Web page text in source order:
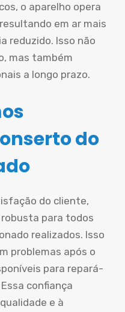
o aparelho opera
em ar mais
reduzido. Isso não
mas também
a longo prazo.
do
do cliente,
para todos
realizados. Isso
problemas após o
para repará-
confiança
e à